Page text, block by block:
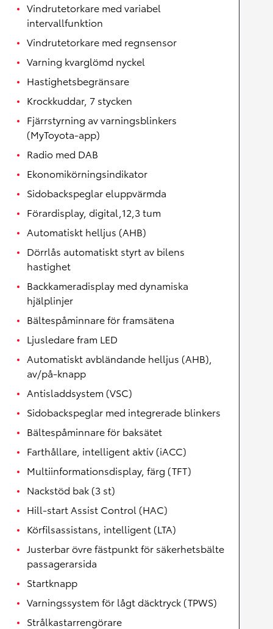
Vindrutetorkare med variabel
intervallfunktion
Vindrutetorkare med regnsensor
Varning kvarglömd nyckel
Hastighetsbegränsare
Krockkuddar, 7 stycken
Fjärrstyrning av varningsblinkers
(MyToyota-app)
Radio med DAB
Ekonomikörningsindikator
Sidobackspeglar eluppvärmda
Förardisplay, digital,12,3 tum
Automatiskt helljus (AHB)
Dörrlås automatiskt styrt av bilens
hastighet
Backkameradisplay med dynamiska
hjälplinjer
Bältespåminnare för framsätena
Ljusledare fram LED
Automatiskt avbländande helljus (AHB),
av/på-knapp
Antisladdsystem (VSC)
Sidobackspeglar med integrerade blinkers
Bältespåminnare för baksätet
Farthållare, intelligent aktiv (iACC)
Multiinformationsdisplay, färg (TFT)
Nackstöd bak (3 st)
Hill-start Assist Control (HAC)
Körfilsassistans, intelligent (LTA)
Justerbar övre fästpunkt för säkerhetsbälte
passagerarsida
Startknapp
Varningssystem för lågt däcktryck (TPWS)
Strålkastarrengörare